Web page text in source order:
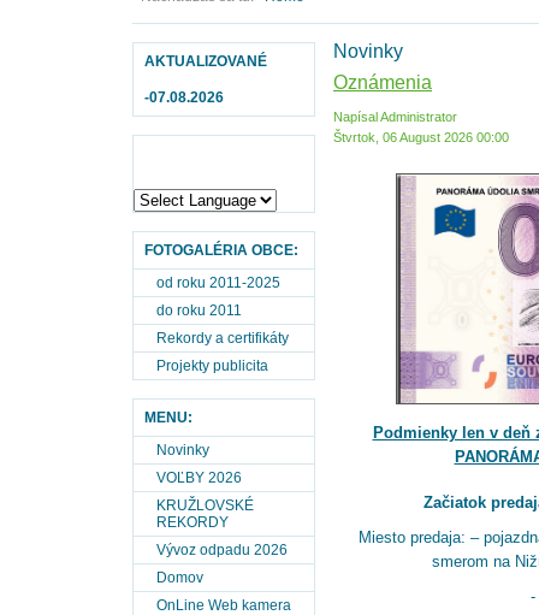
AKTUALIZOVANÉ
-07.08.2026
FOTOGALÉRIA OBCE:
od roku 2011-2025
do roku 2011
Rekordy a certifikáty
Projekty publicita
MENU:
Novinky
VOĽBY 2026
KRUŽLOVSKÉ
REKORDY
Vývoz odpadu 2026
Domov
OnLine Web kamera
Novinky
Oznámenia
Napísal Administrator
Štvrtok, 06 August 2026 00:00
Podmienky len v deň
Začiatok
Miesto predaja: –
smerom na